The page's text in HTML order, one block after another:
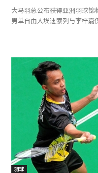
大马羽总公布获得亚洲羽球锦
男单自由人埃迪索列与李梓嘉
羽球